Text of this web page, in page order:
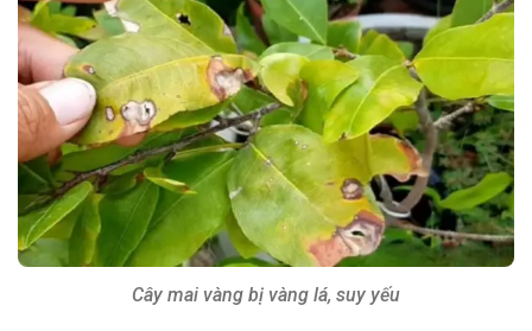
Cây mai vàng bị vàng lá, suy yếu